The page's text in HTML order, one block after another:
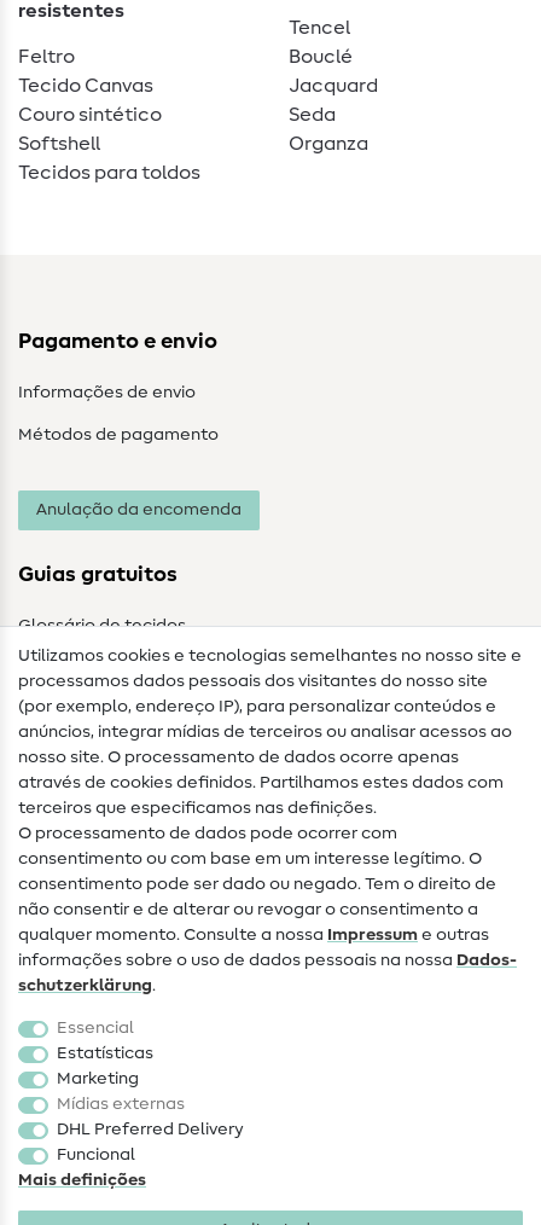
resistentes
Feltro
Tecido Canvas
Couro sintético
Softshell
Tecidos para toldos
Tencel
Bouclé
Jacquard
Seda
Organza
Pagamento e envio
Informações de envio
Métodos de pagamento
Anulação da encomenda
Guias gratuitos
Glossário de tecidos
Guias de costura
Ajuda e contacto
Contacto
Mudança de proprietário
Perguntas frequentes (FAQ)
Direito de cancelamento
Popular
Tecidos
Acessórios de costura
Promoção
Utilizamos cookies e tecnologias semelhantes no nosso site e
processamos dados pessoais dos visitantes do nosso site
(por exemplo, endereço IP), para personalizar conteúdos e
anúncios, integrar mídias de terceiros ou analisar acessos ao
nosso site. O processamento de dados ocorre apenas
através de cookies definidos. Partilhamos estes dados com
terceiros que especificamos nas definições.
O processamento de dados pode ocorrer com
consentimento ou com base em um interesse legítimo. O
consentimento pode ser dado ou negado. Tem o direito de
não consentir e de alterar ou revogar o consentimento a
qualquer momento. Consulte a nossa Impressum e outras
informações sobre o uso de dados pessoais na nossa Dados­
schutz­erklärung.
Essencial
Estatísticas
Marketing
Mídias externas
DHL Preferred Delivery
Funcional
Mais definições